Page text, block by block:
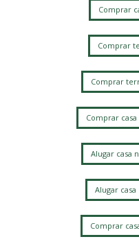
Comprar
Comprar
Comprar
Comprar
Alugar casa
Alugar
Comprar